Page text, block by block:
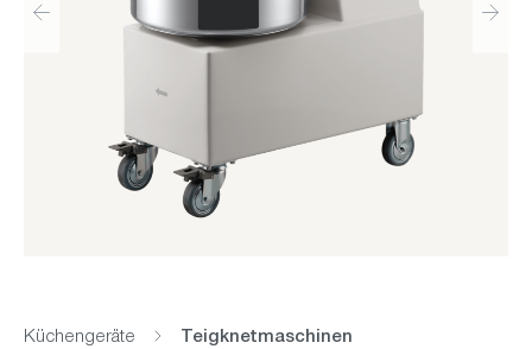
Küchengeräte Teigknetmaschinen